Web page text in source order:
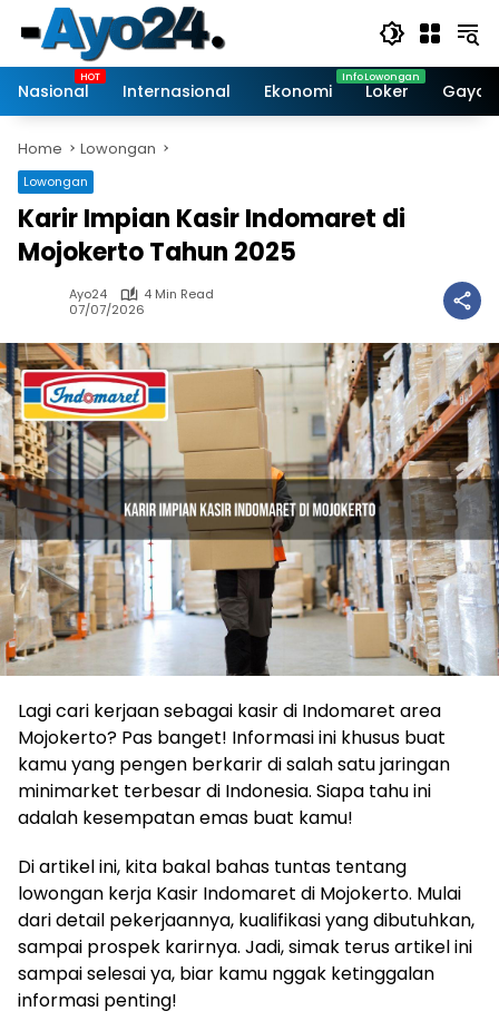
content
Nasional
Internasional Ekonomi Loker Gaya
Home Lowongan
Lowongan
Karir Impian Kasir Indomaret di
Mojokerto Tahun 2025
Ayo24
4 Min Read
07/07/2026
Lagi cari kerjaan sebagai kasir di Indomaret area
Mojokerto? Pas banget! Informasi ini khusus buat
kamu yang pengen berkarir di salah satu jaringan
minimarket terbesar di Indonesia. Siapa tahu ini
adalah kesempatan emas buat kamu!
Di artikel ini, kita bakal bahas tuntas tentang
lowongan kerja Kasir Indomaret di Mojokerto. Mulai
dari detail pekerjaannya, kualifikasi yang dibutuhkan,
sampai prospek karirnya. Jadi, simak terus artikel ini
sampai selesai ya, biar kamu nggak ketinggalan
informasi penting!